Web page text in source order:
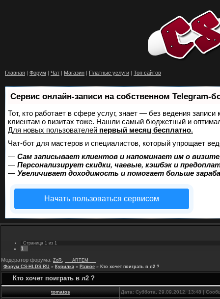
Главная | Форум | Чат | Магазин | Платные услуги | Топ сайтов
Сервис онлайн-записи на собственном Telegram-
Тот, кто работает в сфере услуг, знает — без ведения
клиентам о визитах тоже. Нашли самый бюджетный и
Для новых пользователей первый месяц бесплатно.
Чат-бот для мастеров и специалистов, который упрощает
— Сам записывает клиентов и напоминает им о
— Персонализирует скидки, чаевые, кэшбэк и
— Увеличивает доходимость и помогает больше
Начать пользоваться сервисом
Страница 1 из 1
1
Модератор форума: ZoR
___ARTEM___
Форум CS-HLDS.RU » Курилка » Разное » Кто хочет поиграть в л2 ?
Кто хочет поиграть в л2 ?
tomatos Дата: Суббота, 29.09.2012, 13:48 |